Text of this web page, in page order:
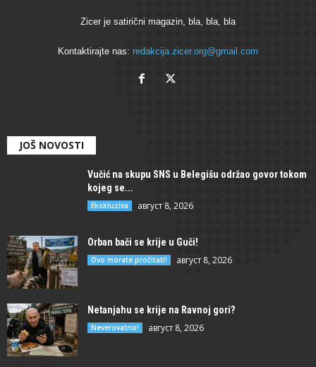
Zicer je satirični magazin, bla, bla, bla
Kontaktirajte nas: redakcija.zicer.org@gmail.com
JOŠ NOVOSTI
Vučić na skupu SNS u Belegišu održao govor tokom
kojeg se...
Ekskluziva август 8, 2026
Orban bači se krije u Guči!
Ovo morate pročitati! август 8, 2026
Netanjahu se krije na Ravnoj gori?
Neverovatno! август 8, 2026